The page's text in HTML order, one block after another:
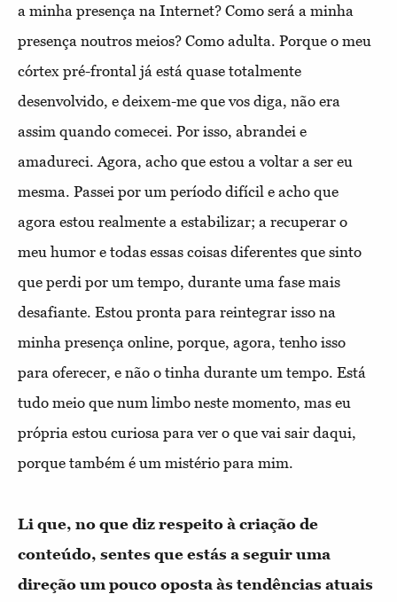
a minha presença na Internet? Como será a minha
presença noutros meios? Como adulta. Porque o meu
córtex pré-frontal já está quase totalmente
desenvolvido, e deixem-me que vos diga, não era
assim quando comecei. Por isso, abrandei e
amadureci. Agora, acho que estou a voltar a ser eu
mesma. Passei por um período difícil e acho que
agora estou realmente a estabilizar; a recuperar o
meu humor e todas essas coisas diferentes que sinto
que perdi por um tempo, durante uma fase mais
desafiante. Estou pronta para reintegrar isso na
minha presença online, porque, agora, tenho isso
para oferecer, e não o tinha durante um tempo. Está
tudo meio que num limbo neste momento, mas eu
própria estou curiosa para ver o que vai sair daqui,
porque também é um mistério para mim.
Li que, no que diz respeito à criação de
conteúdo, sentes que estás a seguir uma
direção um pouco oposta às tendências atuais